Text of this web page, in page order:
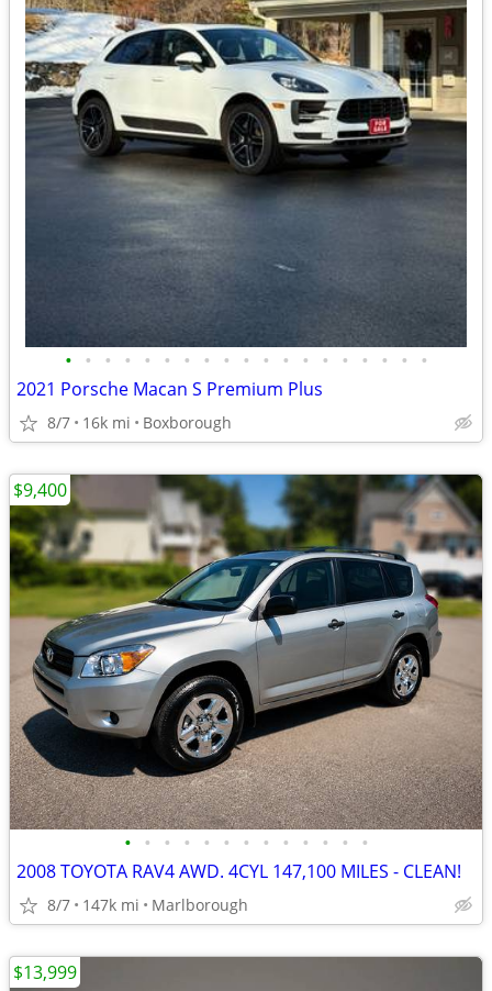
• • • • • • • • • • • • • • • • • • •
2021 Porsche Macan S Premium Plus
8/7 16k mi Boxborough
• • • • • • • • • • • • •
2008 TOYOTA RAV4 AWD. 4CYL 147,100 MILES - CLEAN!
8/7 147k mi Marlborough
$9,400
$13,999